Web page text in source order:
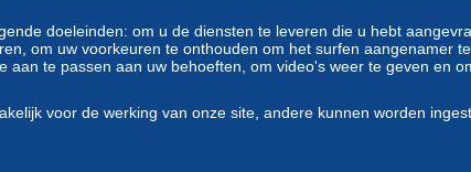
doeleinden: om u de diensten te leveren die u hebt
om uw voorkeuren te onthouden om het surfen aangenamer
aan te passen aan uw behoeften, om video's weer te geven en
voor de werking van onze site, andere kunnen worden
voorbehouden.